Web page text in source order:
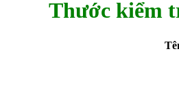
Thước kiểm